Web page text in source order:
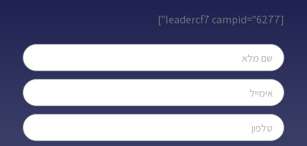
[leadercf7 campid="6277"]